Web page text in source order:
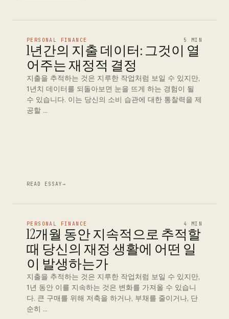
PERSONAL FINANCE 5 MIN
1년간의 지출 데이터: 그것이 열
어주는 재정적 결정
지출을 추적하는 것은 지루한 작업처럼 보일 수 있지만,
1년치 데이터를 되돌아보면 눈을 뜨게 하는 경험이 될
수 있습니다. 이는 당신의 소비 습관에 대한 통찰력을 제
공할 …
READ ESSAY→
PERSONAL FINANCE 4 MIN
12개월 동안 지속적으로 추적할
때 당신의 재정 생활에 어떤 일
이 발생하는가
지출을 추적하는 것은 지루한 작업처럼 보일 수 있지만,
1년 동안 이를 지속하는 것은 변화를 가져올 수 있습니
다. 큰 구매를 위해 저축을 하거나, 부채를 줄이거나, 단
순히 …